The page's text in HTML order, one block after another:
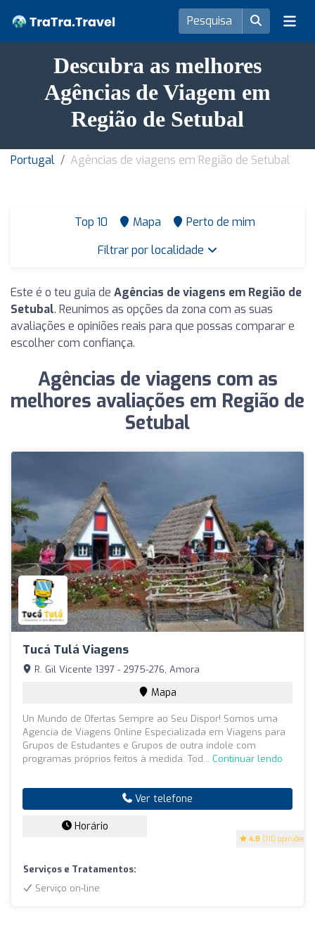
Descubra as melhores
Agências de Viagem em
Região de Setubal
Portugal Agências de viagens em Região de Setubal
Top 10 Mapa
Perto de mim
Filtrar por localidade
Este é o teu guia de Agências de viagens em Região de
Setubal. Reunimos as opções da zona com as suas
avaliações e opiniões reais para que possas comparar e
escolher com confiança.
Agências de viagens com as
melhores avaliações em Região de
Setubal
Tucá Tulá Viagens
4.8 (110 opiniões)
R. Gil Vicente 1397 - 2975-276, Amora
Mapa
Un Mundo de Ofertas Sempre ao Seu Dispor! Somos uma
Agencia de Viagens Online Especializada em Viagens para
Grupos de Estudantes e Grupos de outra índole com
programas próprios feitos à medida. Tod... Continuar lendo
Ver telefone
Horário
Serviços e Tratamentos:
Serviço on-line